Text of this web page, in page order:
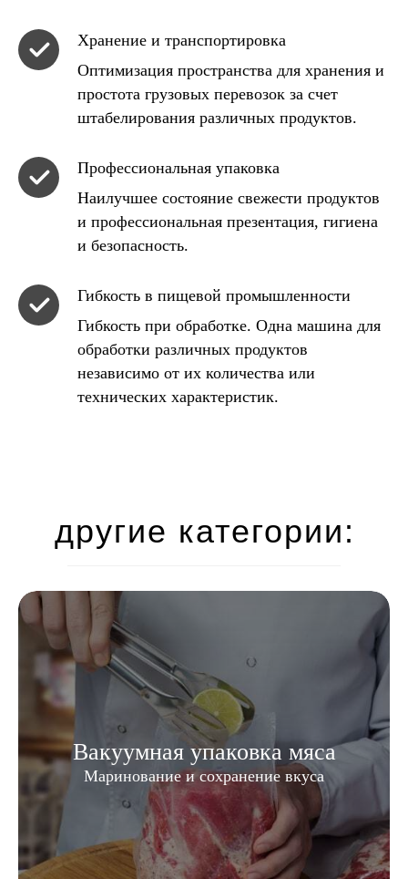
Хранение и транспортировка
Оптимизация пространства для хранения и
простота грузовых перевозок за счет
штабелирования различных продуктов.
Профессиональная упаковка
Наилучшее состояние свежести продуктов
и профессиональная презентация, гигиена
и безопасность.
Гибкость в пищевой промышленности
Гибкость при обработке. Одна машина для
обработки различных продуктов
независимо от их количества или
технических характеристик.
другие категории:
Вакуумная упаковка мяса
Маринование и сохранение вкуса